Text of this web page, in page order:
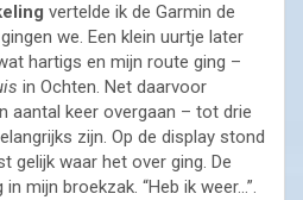
vertelde ik de Garmin de
we. Een klein uurtje later
hartigs en mijn route ging –
in Ochten. Net daarvoor
aantal keer overgaan – tot drie
zijn. Op de display stond
gelijk waar het over ging. De
mijn broekzak. “Heb ik weer…”.